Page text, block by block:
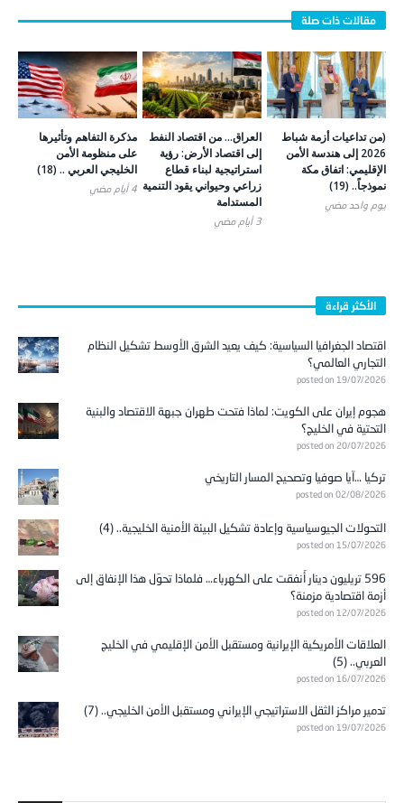
(من تداعيات أزمة شباط
2026 إلى هندسة الأمن
الإقليمي: اتفاق مكة
نموذجاً.. (19)
يوم واحد ‎مضي
العراق… من اقتصاد النفط
إلى اقتصاد الأرض: رؤية
استراتيجية لبناء قطاع
زراعي وحيواني يقود التنمية
المستدامة
3 أيام ‎مضي
مذكرة التفاهم وتأثيرها
على منظومة الأمن
الخليجي العربي .. (18)
4 أيام ‎مضي
الأكثر قراءة
اقتصاد الجغرافيا السياسية: كيف يعيد الشرق الأوسط تشكيل النظام
التجاري العالمي؟
posted on 19/07/2026
هجوم إيران على الكويت: لماذا فتحت طهران جبهة الاقتصاد والبنية
التحتية في الخليج؟
posted on 20/07/2026
تركيا …آيا صوفيا وتصحيح المسار التاريخي
posted on 02/08/2026
التحولات الجيوسياسية وإعادة تشكيل البيئة الأمنية الخليجية.. (4)
posted on 15/07/2026
596 تريليون دينار أُنفقت على الكهرباء… فلماذا تحوّل هذا الإنفاق إلى
أزمة اقتصادية مزمنة؟
posted on 12/07/2026
العلاقات الأمريكية الإيرانية ومستقبل الأمن الإقليمي في الخليج
العربي.. (5)
posted on 16/07/2026
تدمير مراكز الثقل الاستراتيجي الإيراني ومستقبل الأمن الخليجي.. (7)
posted on 19/07/2026